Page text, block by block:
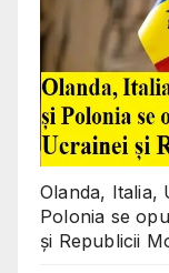
Olanda, Italia,
Polonia se
și Republicii